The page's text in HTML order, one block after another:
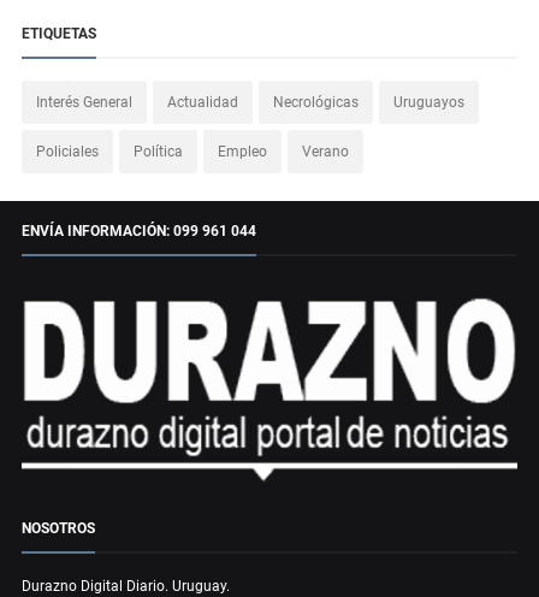
ETIQUETAS
Interés General Actualidad Necrológicas Uruguayos
Policiales Política Empleo Verano
ENVÍA INFORMACIÓN: 099 961 044
NOSOTROS
Durazno Digital Diario. Uruguay.